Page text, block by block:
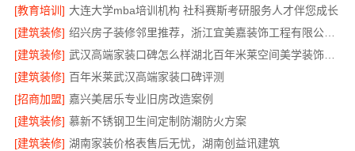
[教育培训] 大连大学mba培训机构 社科赛斯考研服务人才伴您成长
[建筑装修]
绍兴房子装修邻里推荐，浙江宜美嘉装饰工程有限公司口碑好
[建筑装修]
武汉高端家装口碑怎么样湖北百年米莱空间美学装饰材料有限公司
[建筑装修] 百年米莱武汉高端家装口碑评测
[招商加盟] 嘉兴美居乐专业旧房改造案例
[建筑装修] 慕新不锈钢卫生间定制防潮防火方案
[建筑装修] 湖南家装价格表售后无忧，湖南创益讯建筑